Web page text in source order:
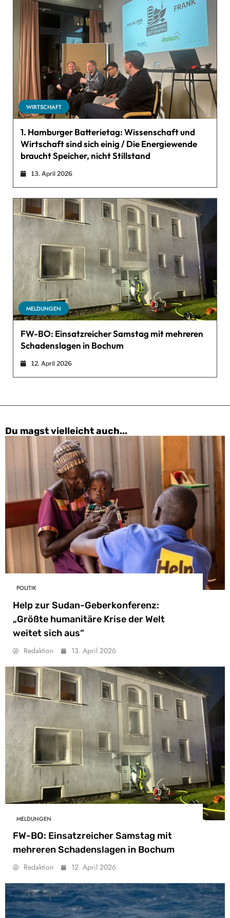
WIRTSCHAFT
1. Hamburger Batterietag: Wissenschaft und
Wirtschaft sind sich einig / Die Energiewende
braucht Speicher, nicht Stillstand
13. April 2026
MELDUNGEN
FW-BO: Einsatzreicher Samstag mit mehreren
Schadenslagen in Bochum
12. April 2026
Du magst vielleicht auch...
POLITIK
Help zur Sudan-Geberkonferenz:
„Größte humanitäre Krise der Welt
weitet sich aus“
Redaktion 13. April 2026
MELDUNGEN
FW-BO: Einsatzreicher Samstag mit
mehreren Schadenslagen in Bochum
Redaktion 12. April 2026